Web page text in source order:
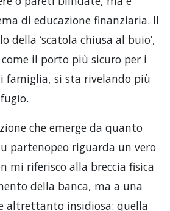
di educazione finanziaria. Il
della ‘scatola chiusa al buio’,
il porto più sicuro per i
famiglia, si sta rivelando più
che emerge da quanto
partenopeo riguarda un vero
mi riferisco alla breccia fisica
della banca, ma a una
altrettanto insidiosa: quella